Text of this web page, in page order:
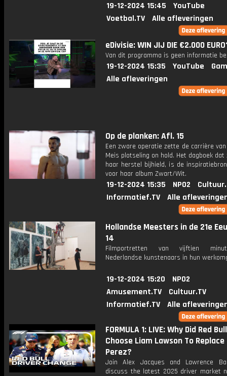
19-12-2024 15:45
YouTube
Voetbal.TV
Alle afleveringen
eDivisie: WIN JIJ DIE €2.000
Van dit programma is geen informatie
19-12-2024 15:35 YouTube
Alle afleveringen
Op de planken: Afl. 15
Een zware operatie zette de carrière
Meis plotseling on hold. Het dagboek
haar herstel bijhield, is de
voor haar album Zwart/Wit.
19-12-2024 15:35 NPO2
Informatief.TV
Alle
Hollandse Meesters in de 21e
14
Filmportretten van vijftien
Nederlandse kunstenaars in hun
19-12-2024 15:20
NPO2
Amusement.TV
Cultuur.TV
Informatief.TV
Alle
FORMULA 1: LIVE: Why Did Red Bull
Choose Liam Lawson To
Perez?
Join Alex Jacques and Lawrence
discuss the latest 2025 driver market